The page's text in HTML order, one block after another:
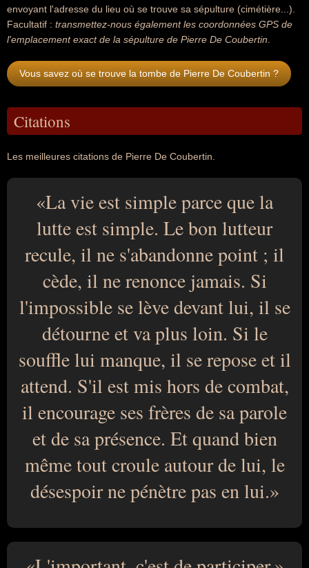
envoyant l'adresse du lieu où se trouve sa sépulture (cimétière...).
Facultatif : transmettez-nous également les coordonnées GPS de
l'emplacement exact de la sépulture de Pierre De Coubertin
Vous savez où se trouve la tombe de Pierre De Coubertin ?
Citations
Les meilleures citations de Pierre De Coubertin.
La vie est simple parce que la
lutte est simple. Le bon lutteur
recule, il ne s'abandonne point ; il
cède, il ne renonce jamais. Si
l'impossible se lève devant lui, il se
détourne et va plus loin. Si le
souffle lui manque, il se repose et il
attend. S'il est mis hors de combat,
il encourage ses frères de sa parole
et de sa présence. Et quand bien
même tout croule autour de lui, le
désespoir ne pénètre pas en lui.